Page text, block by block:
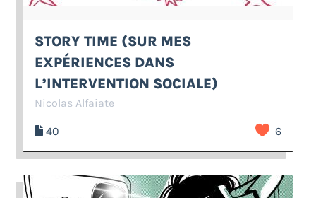
STORY TIME (SUR MES
EXPÉRIENCES DANS
L’INTERVENTION SOCIALE)
Nicolas Alfaiate
40 6